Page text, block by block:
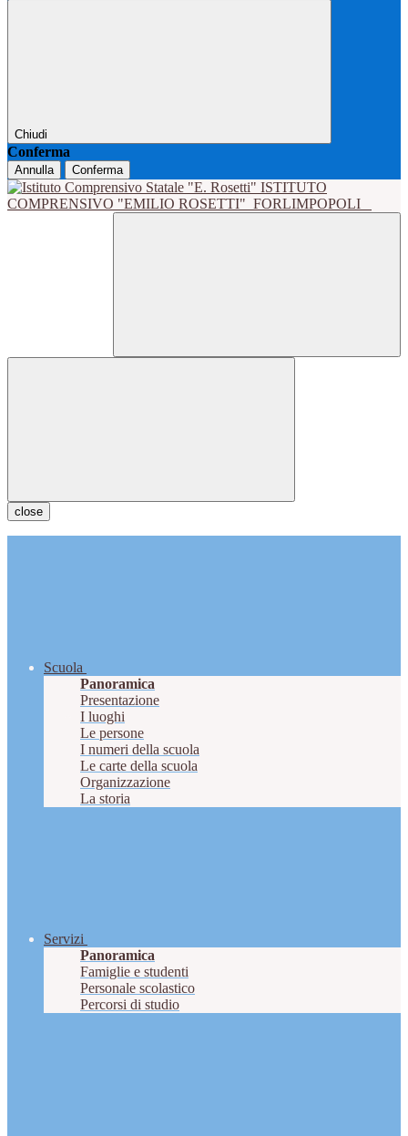
Chiudi
Conferma
Annulla Conferma
ISTITUTO
COMPRENSIVO "EMILIO ROSETTI" FORLIMPOPOLI
close
Scuola
Panoramica
Presentazione
I luoghi
Le persone
I numeri della scuola
Le carte della scuola
Organizzazione
La storia
Servizi
Panoramica
Famiglie e studenti
Personale scolastico
Percorsi di studio